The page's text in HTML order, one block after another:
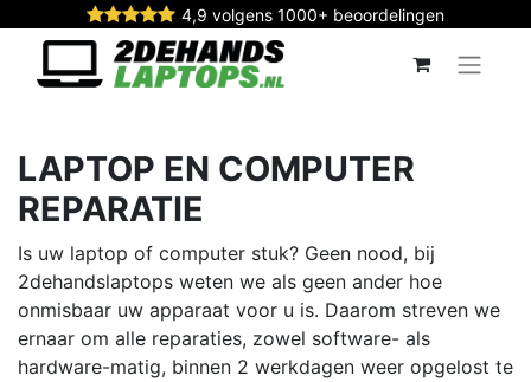
4,9 volgens 1000+ beoordelingen
LAPTOP EN COMPUTER
REPARATIE
Is uw laptop of computer stuk? Geen nood, bij
2dehandslaptops weten we als geen ander hoe
onmisbaar uw apparaat voor u is. Daarom streven we
ernaar om alle reparaties, zowel software- als
hardware-matig, binnen 2 werkdagen weer opgelost te